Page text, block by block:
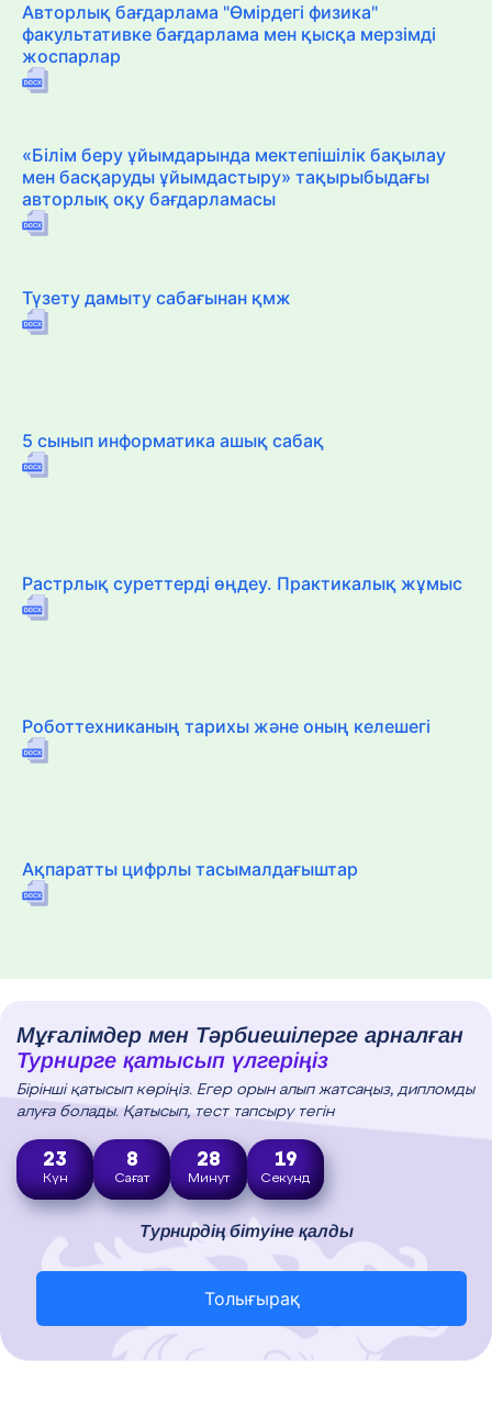
Авторлық бағдарлама "Өмірдегі физика"
факультативке бағдарлама мен қысқа мерзімді
жоспарлар
«Білім беру ұйымдарында мектепішілік бақылау
мен басқаруды ұйымдастыру» тақырыбыдағы
авторлық оқу бағдарламасы
Түзету дамыту сабағынан қмж
5 сынып информатика ашық сабақ
Растрлық суреттерді өңдеу. Практикалық жұмыс
Роботтехниканың тарихы және оның келешегі
Ақпаратты цифрлы тасымалдағыштар
Мұғалімдер мен Тәрбиешілерге арналған
Турнирге қатысып үлгеріңіз
Бірінші қатысып көріңіз. Егер орын алып жатсаңыз, дипломды
алуға болады. Қатысып, тест тапсыру тегін
23
Күн
8
Сағат
28
Минут
18
Секунд
Турнирдің бітуіне қалды
Толығырақ